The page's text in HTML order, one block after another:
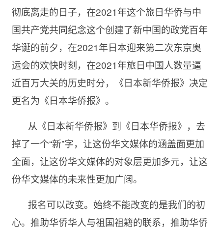
彻底离走的日子，在2021年这个旅日华侨与中
国共产党共同纪念这个创建了新中国的政党百年
华诞的前夕，在2021年日本迎来第二次东京奥
运会的欢快时刻，在2021年旅日中国人数量逼
近百万大关的历史时分，《日本新华侨报》决定
更名为《日本华侨报》。
从《日本新华侨报》到《日本华侨报》，去
掉了一个“新”字，让这份华文媒体的涵盖面更加
全面，让这份华文媒体的对象层更加多元，让这
份华文媒体的未来性更加广阔。
报名可以改变。始终不能改变的是我们的初
心。推助华侨华人与祖国祖籍的联系，推助华侨